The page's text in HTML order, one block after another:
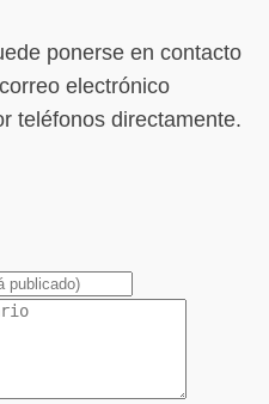
ponerse en contacto
electrónico
teléfonos directamente.